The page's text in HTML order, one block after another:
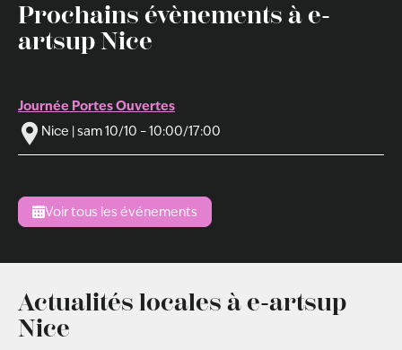
Prochains évènements à e-
artsup Nice
Journée Portes Ouvertes
Nice | sam 10/10 – 10:00/17:00
Voir tous les événements
Actualités locales à e-artsup
Nice